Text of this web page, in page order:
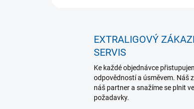
EXTRALIGOVÝ
SERVIS
Ke každé objednávce
odpovědností a úsměvem. Náš
náš partner a snažíme se plnit
požadavky.